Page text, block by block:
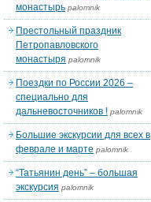
монастырь palomnik
Престольный праздник
Петропавловского
монастыря palomnik
Поездки по России 2026 –
специально для
дальневосточников ! palomnik
Большие экскурсии для всех в
феврале и марте palomnik
“Татьянин день” – большая
экскурсия palomnik